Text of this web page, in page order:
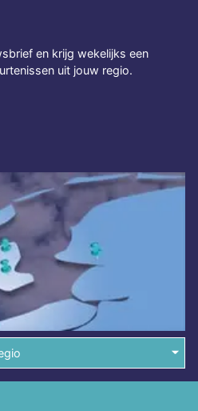
en krijg wekelijks een
uit jouw regio.